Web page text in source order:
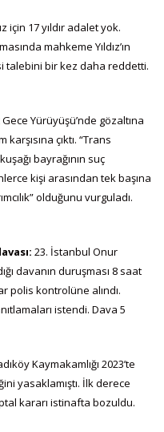
için 17 yıldır adalet yok.
mahkeme Yıldız’ın
talebini bir kez daha reddetti.
Yürüyüşü’nde gözaltına
çıktı. “Trans
bayrağının suç
kişi arasından tek başına
olduğunu vurguladı.
23. İstanbul Onur
davanın duruşması 8 saat
polis kontrolüne alındı.
istendi. Dava 5
Kaymakamlığı 2023’te
yasaklamıştı. İlk derece
kararı istinafta bozuldu.